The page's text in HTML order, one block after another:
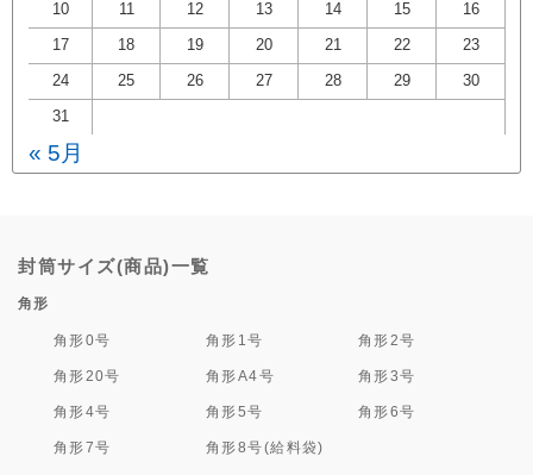
10 11 12 13 14 15 16
17 18 19 20 21 22 23
24 25 26 27 28 29 30
31
« 5月
封筒サイズ(商品)一覧
角形
角形0号 角形1号 角形2号
角形20号 角形A4号 角形3号
角形4号 角形5号 角形6号
角形7号 角形8号(給料袋)